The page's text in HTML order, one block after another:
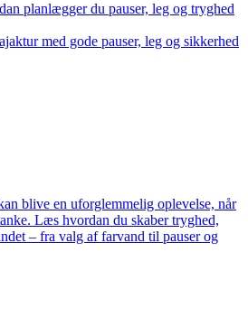
planlægger du pauser, leg og tryghed
med gode pauser, leg og sikkerhed
blive en uforglemmelig oplevelse, når
Læs hvordan du skaber tryghed,
– fra valg af farvand til pauser og